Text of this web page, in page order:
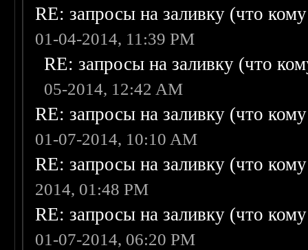
RE: запросы на заливку (что
01-04-2014, 11:39 PM
RE: запросы на заливку (что
05-2014, 12:42 AM
RE: запросы на заливку (что
01-07-2014, 10:10 AM
RE: запросы на заливку (что
2014, 01:48 PM
RE: запросы на заливку (что
01-07-2014, 06:20 PM